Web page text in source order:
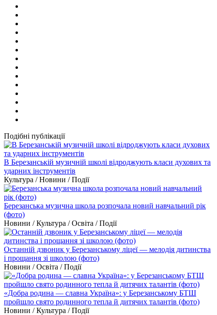
Подібні публікації
В Березанській музичній школі відроджують класи духових та
ударних інструментів
Культура / Новини / Події
Березанська музична школа розпочала новий навчальний рік
(фото)
Новини / Культура / Освіта / Події
Останній дзвоник у Березанському ліцеї — мелодія дитинства
і прощання зі школою (фото)
Новини / Освіта / Події
«Добра родина — славна Україна»: у Березанському БТШ
пройшло свято родинного тепла й дитячих талантів (фото)
Новини / Культура / Події